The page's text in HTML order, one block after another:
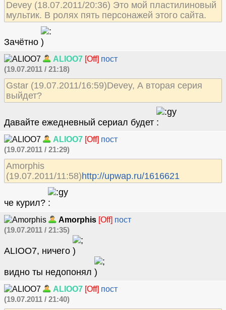
Devey (18.07.2011/20:36) Это мой пластилиновый
мультик. В ролях пять персонажей этого сайта.
Зачётно
ALIOO7 [Off] пост
(19.07.2011 / 21:18)
Gstar (19.07.2011/16:59)Devey, А вторая серия
выйдет?
Давайте ежедневный сериал будет
ALIOO7 [Off] пост
(19.07.2011 / 21:29)
Amorphis
(19.07.2011/11:58)http://upwap.ru/1616621
че курил?
Amorphis [Off] пост
(19.07.2011 / 21:35)
ALIOO7, ничего
видно ты недопонял
ALIOO7 [Off] пост
(19.07.2011 / 21:40)